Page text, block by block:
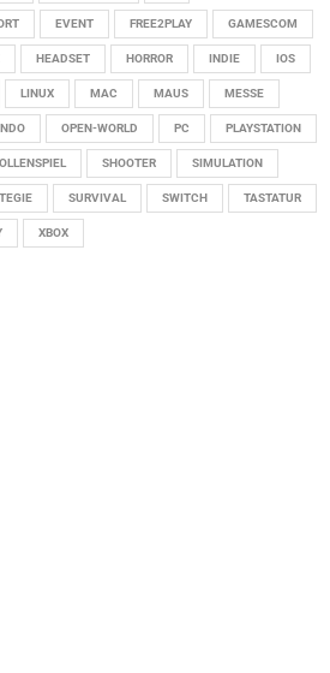
EVENT FREE2PLAY GAMESCOM
HEADSET HORROR INDIE IOS
LINUX MAC MAUS MESSE
OPEN-WORLD PC PLAYSTATION
SHOOTER SIMULATION
SURVIVAL SWITCH TASTATUR
XBOX